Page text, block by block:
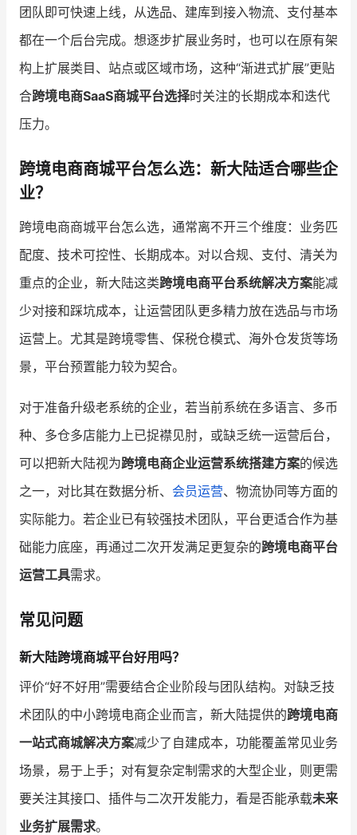
团队即可快速上线，从选品、建库到接入物流、支付基本
都在一个后台完成。想逐步扩展业务时，也可以在原有架
构上扩展类目、站点或区域市场，这种“渐进式扩展”更贴
合跨境电商SaaS商城平台选择时关注的长期成本和迭代
压力。
跨境电商商城平台怎么选：新大陆适合哪些企
业？
跨境电商商城平台怎么选，通常离不开三个维度：业务匹
配度、技术可控性、长期成本。对以合规、支付、清关为
重点的企业，新大陆这类跨境电商平台系统解决方案能减
少对接和踩坑成本，让运营团队更多精力放在选品与市场
运营上。尤其是跨境零售、保税仓模式、海外仓发货等场
景，平台预置能力较为契合。
对于准备升级老系统的企业，若当前系统在多语言、多币
种、多仓多店能力上已捉襟见肘，或缺乏统一运营后台，
可以把新大陆视为跨境电商企业运营系统搭建方案的候选
之一，对比其在数据分析、 会员运营、物流协同等方面的
实际能力。若企业已有较强技术团队，平台更适合作为基
础能力底座，再通过二次开发满足更复杂的跨境电商平台
运营工具需求。
常见问题
新大陆跨境商城平台好用吗？
评价“好不好用”需要结合企业阶段与团队结构。对缺乏技
术团队的中小跨境电商企业而言，新大陆提供的跨境电商
一站式商城解决方案减少了自建成本，功能覆盖常见业务
场景，易于上手；对有复杂定制需求的大型企业，则更需
要关注其接口、插件与二次开发能力，看是否能承载未来
业务扩展需求。